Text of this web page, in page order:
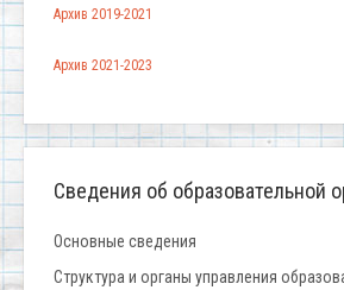
Архив 2019-2021
Архив 2021-2023
Сведения об образовательной
Основные сведения
Структура и органы управления